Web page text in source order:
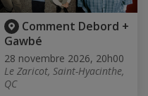
Comment Debord +
Gawbé
28 novembre 2026, 20h00
Le Zaricot, Saint-Hyacinthe,
QC